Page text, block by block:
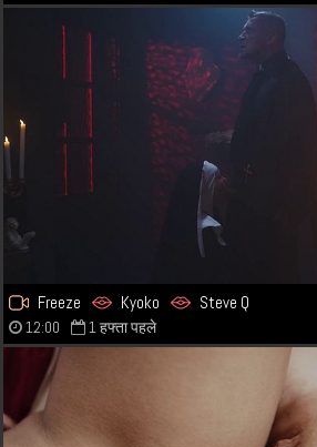
Freeze Kyoko Steve Q
12:00 1 हफ्ता पहले